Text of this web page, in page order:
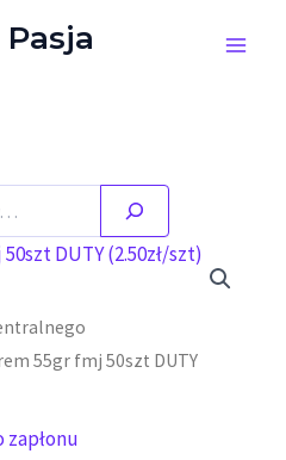
55gr fmj 50szt DUTY